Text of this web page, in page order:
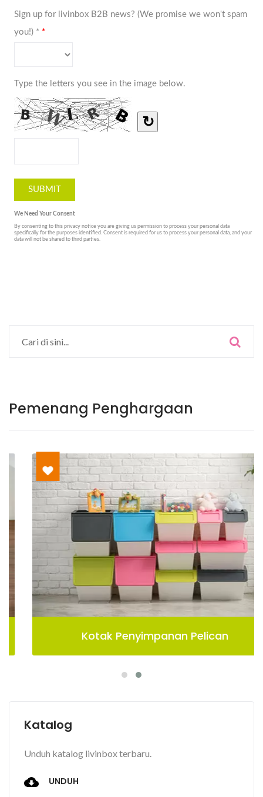
Pemenang Penghargaan
Kotak Penyimpanan Pelican
Katalog
Unduh katalog livinbox terbaru.
UNDUH